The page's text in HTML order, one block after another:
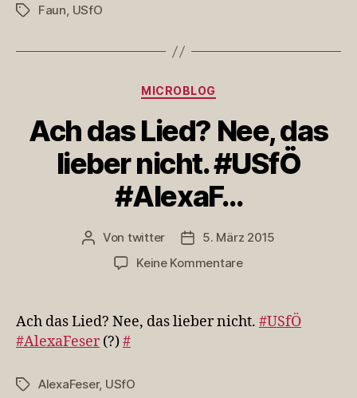
Schlagwörter
Faun, USfO
Kategorien
MICROBLOG
Ach das Lied? Nee, das
lieber nicht. #USfÖ
#AlexaF…
Beitragsautor
Von twitter Veröffentlichungsdatum
5. März 2015
Keine Kommentarezu
Lied?
Nee,
Ach das Lied? Nee, das lieber nicht. #USfÖ
#AlexaFeser (?)#
Schlagwörter
AlexaFeser, USfO